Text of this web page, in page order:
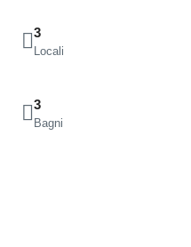
3
Locali
3
Bagni